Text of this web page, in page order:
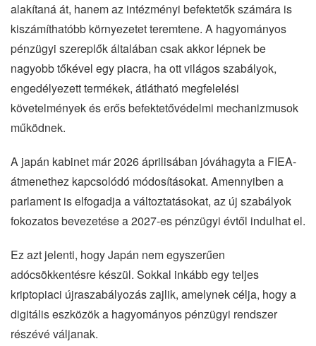
alakítaná át, hanem az intézményi befektetők számára is
kiszámíthatóbb környezetet teremtene. A hagyományos
pénzügyi szereplők általában csak akkor lépnek be
nagyobb tőkével egy piacra, ha ott világos szabályok,
engedélyezett termékek, átlátható megfelelési
követelmények és erős befektetővédelmi mechanizmusok
működnek.
A japán kabinet már 2026 áprilisában jóváhagyta a FIEA-
átmenethez kapcsolódó módosításokat. Amennyiben a
parlament is elfogadja a változtatásokat, az új szabályok
fokozatos bevezetése a 2027-es pénzügyi évtől indulhat el.
Ez azt jelenti, hogy Japán nem egyszerűen
adócsökkentésre készül. Sokkal inkább egy teljes
kriptopiaci újraszabályozás zajlik, amelynek célja, hogy a
digitális eszközök a hagyományos pénzügyi rendszer
részévé váljanak.